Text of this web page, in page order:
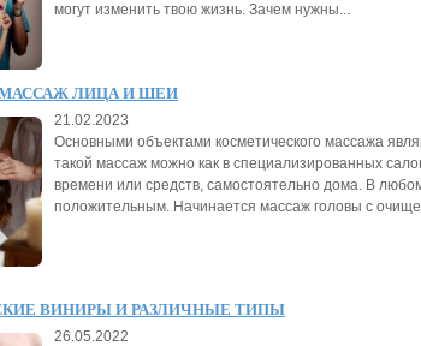
могут изменить твою жизнь. Зачем нужны...
ЛИЦА И ШЕИ
21.02.2023
Основными объектами косметического массажа
такой массаж можно как в специализированных
времени или средств, самостоятельно дома. В
положительным. Начинается массаж головы с
ВИНИРЫ И РАЗЛИЧНЫЕ ТИПЫ
26.05.2022